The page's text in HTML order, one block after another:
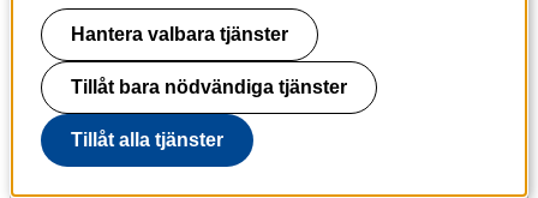
Faktura och betalning KTH
Om KTH:s webbplatser
Tillgänglighetsredogörelse
Till sidans topp
Hantera valbara tjänster
Tillåt bara nödvändiga tjänster
Tillåt alla tjänster